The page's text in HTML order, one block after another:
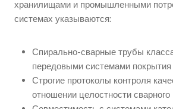
хранилищами и промышленными
системах указываются:
Спирально-сварные трубы
передовыми системами покрытия
Строгие протоколы контроля
отношении целостности